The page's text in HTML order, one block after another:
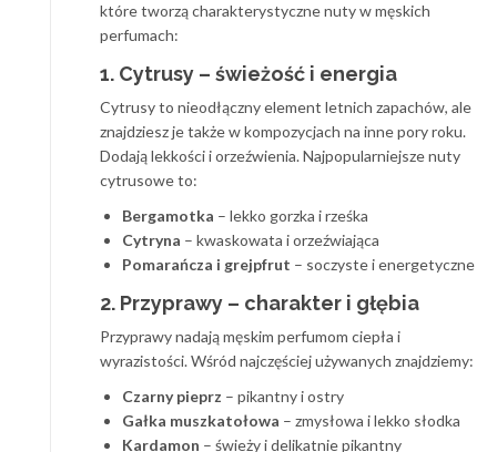
które tworzą charakterystyczne nuty w męskich
perfumach:
1. Cytrusy – świeżość i energia
Cytrusy to nieodłączny element letnich zapachów, ale
znajdziesz je także w kompozycjach na inne pory roku.
Dodają lekkości i orzeźwienia. Najpopularniejsze nuty
cytrusowe to:
Bergamotka – lekko gorzka i rześka
Cytryna – kwaskowata i orzeźwiająca
Pomarańcza i grejpfrut – soczyste i energetyczne
2. Przyprawy – charakter i głębia
Przyprawy nadają męskim perfumom ciepła i
wyrazistości. Wśród najczęściej używanych znajdziemy:
Czarny pieprz – pikantny i ostry
Gałka muszkatołowa – zmysłowa i lekko słodka
Kardamon – świeży i delikatnie pikantny